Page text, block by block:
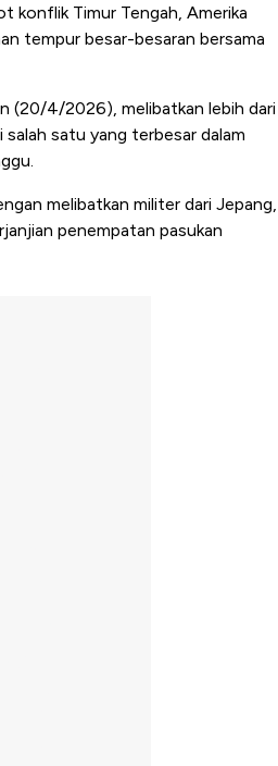
konflik Timur Tengah, Amerika
tempur besar-besaran bersama
(20/4/2026), melibatkan lebih dari
salah satu yang terbesar dalam
melibatkan militer dari Jepang,
penempatan pasukan